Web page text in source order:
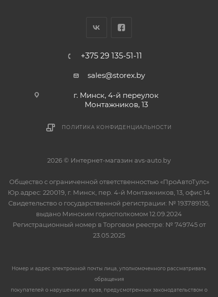
+375 29 135-51-11
sales@storex.by
г. Минск, 4-й переулок
Монтажников, 13
ПОЛИТИКА КОНФИДЕНЦИАЛЬНОСТИ
2026 © Интернет-магазин avs-auto.by
Общество с ограниченной ответственностью «ПроАвтоТулс»
Юр.адрес: 220019, г. Минск, пер. 4-й Монтажников, 13, офис 14
Свидетельство о государственной регистрации: № 193789155,
выдано Минским горисполкомом 12.09.2024
Регистрационный номер в Торговом реестре: № 749745 от
23.05.2025
Номер и адрес электронной почты лица, уполномоченного рассматривать
обращения
покупателей о нарушении их прав, предусмотренных законодательством о